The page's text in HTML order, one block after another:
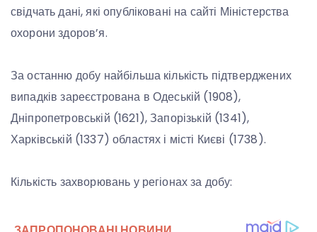
свідчать дані, які опубліковані на сайті Міністерства
охорони здоров’я.
За останню добу найбільша кількість підтверджених
випадків зареєстрована в Одеській (1908),
Дніпропетровській (1621), Запорізькій (1341),
Харківській (1337) областях і місті Києві (1738).
Кількість захворювань у регіонах за добу: